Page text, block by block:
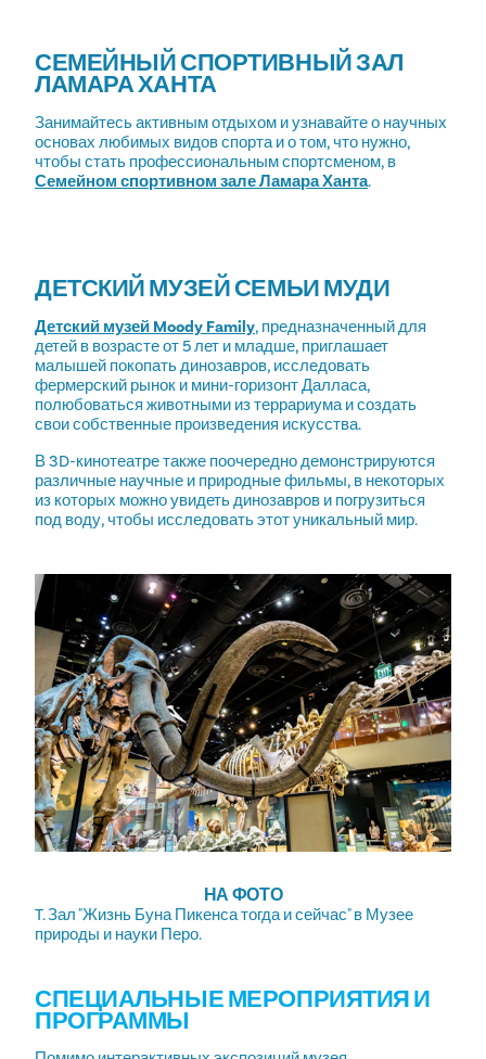
СЕМЕЙНЫЙ СПОРТИВНЫЙ ЗАЛ
ЛАМАРА ХАНТА
Занимайтесь активным отдыхом и узнавайте о научных
основах любимых видов спорта и о том, что нужно,
чтобы стать профессиональным спортсменом, в
Семейном спортивном зале Ламара Ханта.
ДЕТСКИЙ МУЗЕЙ СЕМЬИ МУДИ
Детский музей Moody Family, предназначенный для
детей в возрасте от 5 лет и младше, приглашает
малышей покопать динозавров, исследовать
фермерский рынок и мини-горизонт Далласа,
полюбоваться животными из террариума и создать
свои собственные произведения искусства.
В 3D-кинотеатре также поочередно демонстрируются
различные научные и природные фильмы, в некоторых
из которых можно увидеть динозавров и погрузиться
под воду, чтобы исследовать этот уникальный мир.
НА ФОТО
T. Зал "Жизнь Буна Пикенса тогда и сейчас" в Музее
природы и науки Перо.
СПЕЦИАЛЬНЫЕ МЕРОПРИЯТИЯ И
ПРОГРАММЫ